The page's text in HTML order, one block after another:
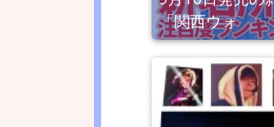
「関西ウォ